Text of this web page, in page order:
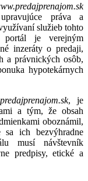
práva a
služieb tohto
portál je verejným
inzeráty o predaji,
a právnických osôb,
hypotekárnych
, je
a tým, že obsah
oboznámil,
ich bezvýhradne
musí návštevník
predpisy, etické a